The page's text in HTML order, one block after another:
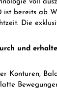
voll
ist bereits ab
Die
und
Konturen,